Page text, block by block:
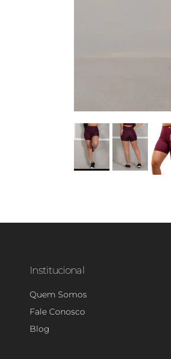
Institucional
Quem Somos
Fale Conosco
Blog